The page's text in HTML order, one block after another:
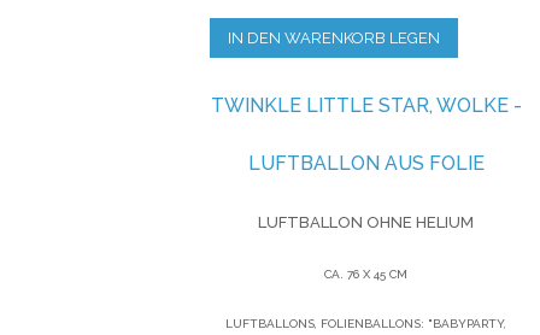
IN DEN WARENKORB LEGEN
TWINKLE LITTLE STAR, WOLKE -
LUFTBALLON AUS FOLIE
LUFTBALLON OHNE HELIUM
CA. 76 X 45 CM
LUFTBALLONS, FOLIENBALLONS: "BABYPARTY,